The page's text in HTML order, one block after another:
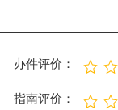
办件评价：
指南评价：